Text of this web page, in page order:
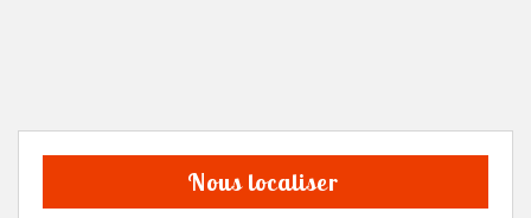
Nous localiser